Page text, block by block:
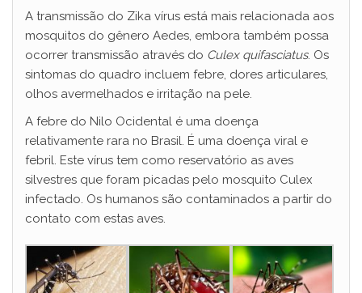
A transmissão do Zika vírus está mais relacionada aos
mosquitos do gênero Aedes, embora também possa
ocorrer transmissão através do Culex quifasciatus. Os
sintomas do quadro incluem febre, dores articulares,
olhos avermelhados e irritação na pele.
A febre do Nilo Ocidental é uma doença
relativamente rara no Brasil. É uma doença viral e
febril. Este vírus tem como reservatório as aves
silvestres que foram picadas pelo mosquito Culex
infectado. Os humanos são contaminados a partir do
contato com estas aves.